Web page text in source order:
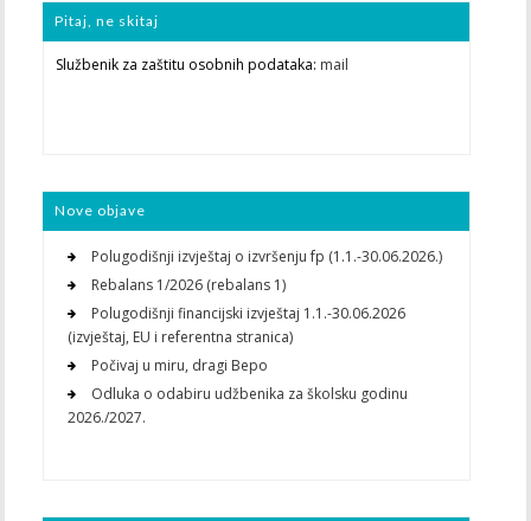
Pitaj, ne skitaj
Službenik za zaštitu osobnih podataka: mail
Nove objave
Polugodišnji izvještaj o izvršenju fp (1.1.-30.06.2026.)
Rebalans 1/2026 (rebalans 1)
Polugodišnji financijski izvještaj 1.1.-30.06.2026
(izvještaj, EU i referentna stranica)
Počivaj u miru, dragi Bepo
Odluka o odabiru udžbenika za školsku godinu
2026./2027.